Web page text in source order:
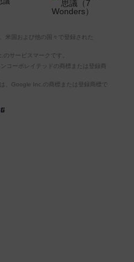
米国および他の国々で登録された
サービスマークです。
コーポレイテッドの商標または登録商
、Google Inc.の商標または登録商標で